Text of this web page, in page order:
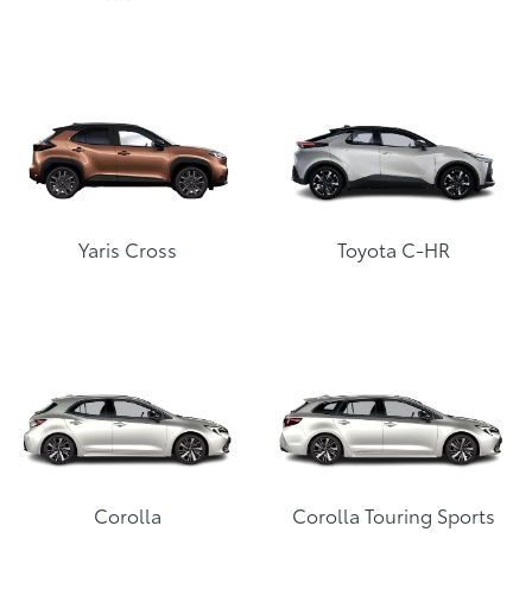
Yaris Cross Toyota C-HR
Corolla Corolla Touring Sports